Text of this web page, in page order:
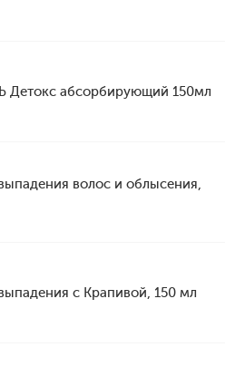
абсорбирующий 150мл
волос и облысения,
с Крапивой, 150 мл